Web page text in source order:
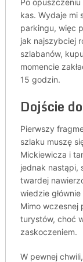
Po
kas. Wydaje mi
parkingu, więc
jak najszybciej
szlabanów,
momencie
15 godzin.
Dojście
Pierwszy
szlaku muszę
Mickiewicza i
jednak nastąpi,
twardej
wiedzie
Mimo wczesnej
turystów, choć
zaskoczeniem.
W pewnej